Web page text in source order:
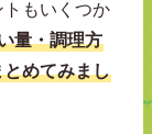
もいくつか
量・調理方
めてみまし